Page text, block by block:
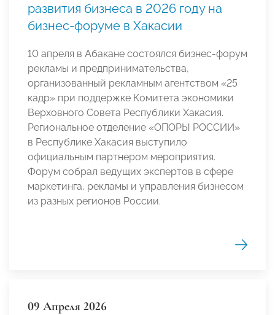
развития бизнеса в 2026 году на
бизнес-форуме в Хакасии
10 апреля в Абакане состоялся бизнес-форум
рекламы и предпринимательства,
организованный рекламным агентством «25
кадр» при поддержке Комитета экономики
Верховного Совета Республики Хакасия.
Региональное отделение «ОПОРЫ РОССИИ»
в Республике Хакасия выступило
официальным партнером мероприятия.
Форум собрал ведущих экспертов в сфере
маркетинга, рекламы и управления бизнесом
из разных регионов России.
09 Апреля 2026